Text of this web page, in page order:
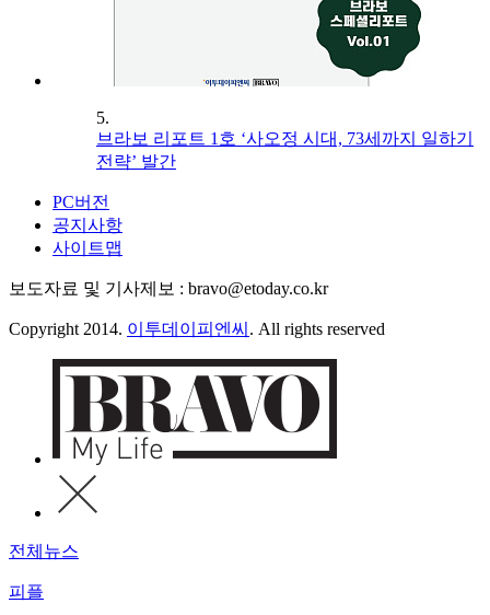
5.
브라보 리포트 1호 ‘사오정 시대, 73세까지 일하기
전략’ 발간
PC버전
공지사항
사이트맵
보도자료 및 기사제보 : bravo@etoday.co.kr
Copyright 2014. 이투데이피엔씨 . All rights reserved
전체뉴스
피플